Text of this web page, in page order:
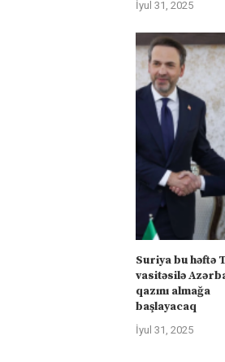
İyul 31, 2025
Suriya bu həftə
vasitəsilə
qazını almağa
başlayacaq
İyul 31, 2025